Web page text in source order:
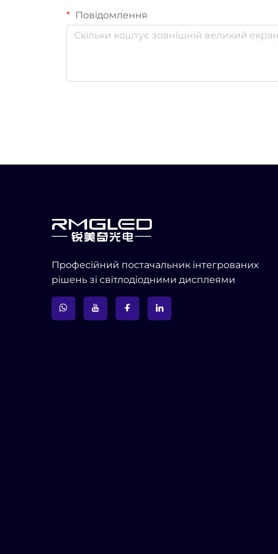
Повідомлення
Професійний постачальник інтегрованих
рішень зі світлодіодними дисплеями